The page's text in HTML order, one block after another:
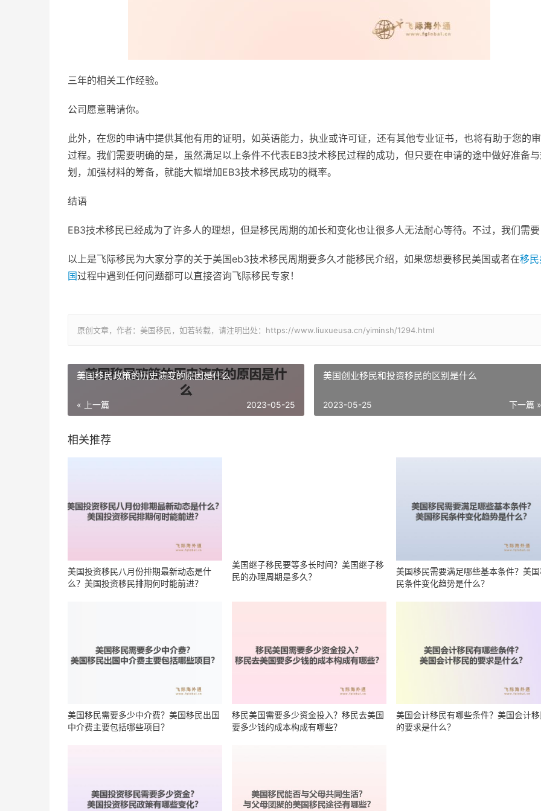
三年的相关工作经验。
公司愿意聘请你。
此外，在您的申请中提供其他有用的证明，如英语能力，执业或许可证，还有其他专业证书，也将有助于您的
过程。我们需要明确的是，虽然满足以上条件不代表EB3技术移民过程的成功，但只要在申请的途中做好准备
划，加强材料的筹备，就能大幅增加EB3技术移民成功的概率。
结语
EB3技术移民已经成为了许多人的理想，但是移民周期的加长和变化也让很多人无法耐心等待。不过，我们需要
以上是飞际移民为大家分享的关于美国eb3技术移民周期要多久才能移民介绍，如果您想要移民美国或者在移
国过程中遇到任何问题都可以直接咨询飞际移民专家！
原创文章，作者：美国移民，如若转载，请注明出处：https://www.liuxueusa.cn/yiminsh/1294.html
美国移民政策的历史演变的原因是什么
« 上一篇 2023-05-25
美国创业移民和投资移民的区别是什么
下一篇 »
2023-05-25
相关推荐
美国投资移民八月份排期最新动态是什
么？美国投资移民排期何时能前进？
美国继子移民要等多长时间？美国继子移
民的办理周期是多久？
美国移民需要满足哪些基本条件？美
民条件变化趋势是什么？
美国移民需要多少中介费？美国移民出国
中介费主要包括哪些项目？
移民美国需要多少资金投入？移民去美国
要多少钱的成本构成有哪些？
美国会计移民有哪些条件？美国会计
的要求是什么？